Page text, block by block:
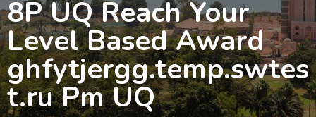
8P UQ Reach Your
Level Based Award
ghfytjergg.temp.swtes
t.ru Pm UQ